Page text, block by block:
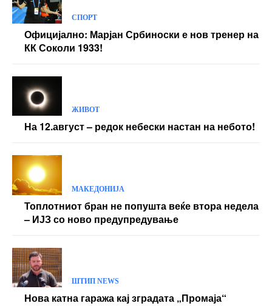
СПОРТ
Официјално: Марјан Србиноски е нов тренер на
КК Соколи 1933!
ЖИВОТ
На 12.август – редок небески настан на небото!
МАКЕДОНИЈА
Топлотниот бран не попушта веќе втора недела
– ИЈЗ со ново предупредување
ШТИП NEWS
Нова катна гаража кај зградата „Промаја“